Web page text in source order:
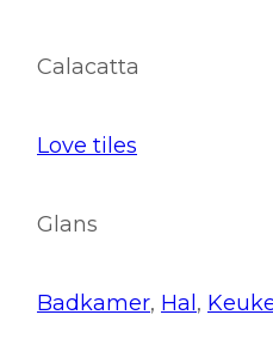
Calacatta
Love tiles
Glans
Badkamer, Hal,